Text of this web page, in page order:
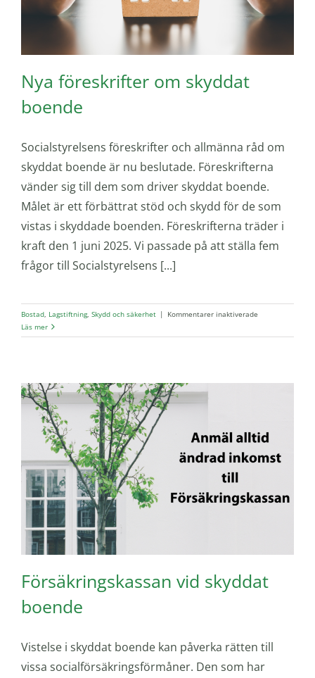
Nya föreskrifter om skyddat
boende
Socialstyrelsens föreskrifter och allmänna råd om
skyddat boende är nu beslutade. Föreskrifterna
vänder sig till dem som driver skyddat boende.
Målet är ett förbättrat stöd och skydd för de som
vistas i skyddade boenden. Föreskrifterna träder i
kraft den 1 juni 2025. Vi passade på att ställa fem
frågor till Socialstyrelsens [...]
Bostad, Lagstiftning, Skydd och säkerhet | Kommentarer inaktiverade
föreskrifter
Läs mer
Försäkringskassan vid skyddat
boende
Vistelse i skyddat boende kan påverka rätten till
vissa socialförsäkringsförmåner. Den som har